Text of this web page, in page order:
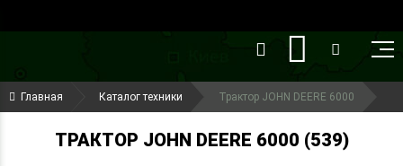
(099) 644-79-22
(050) 416-93-27
Главная Каталог техники Трактор JOHN DEERE 6000
ТРАКТОР JOHN DEERE 6000 (539)